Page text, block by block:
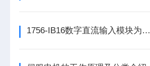
1756-IB16数字直流输入模块为整个自动化系统提供精准的数据支撑